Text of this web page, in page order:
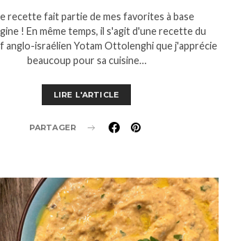
recette fait partie de mes favorites à base
! En même temps, il s'agit d'une recette du
anglo-israélien Yotam Ottolenghi que j'apprécie
beaucoup pour sa cuisine…
LIRE L'ARTICLE
PARTAGER